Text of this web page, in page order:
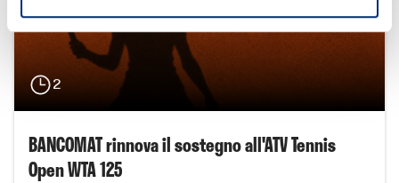
2
BANCOMAT rinnova il sostegno all'ATV Tennis
Open WTA 125